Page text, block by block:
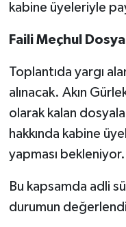
kabine üyeleriyle
Faili Meçhul
Toplantıda yargı
alınacak. Akın
olarak kalan
hakkında kabine
yapması bekleniyor.
Bu kapsamda adli
durumun